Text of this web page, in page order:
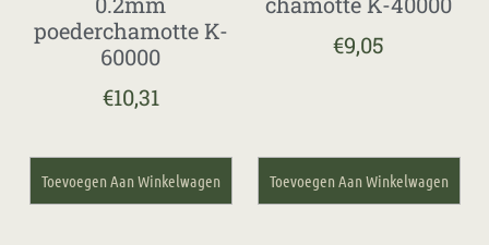
poederchamotte K-
60000
€10,31
Toevoegen Aan Winkelwagen
€9,05
Toevoegen Aan Winkelwagen